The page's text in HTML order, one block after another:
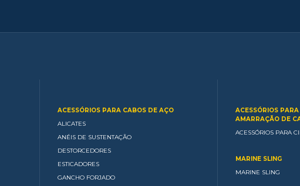
ACESSÓRIOS PARA CABOS DE AÇO
ALICATES
ANÉIS DE SUSTENTAÇÃO
DESTORCEDORES
ESTICADORES
GANCHO FORJADO
ACESSÓRIOS
AMARRAÇÃO DE
ACESSÓRIOS PARA
MARINE SLING
MARINE SLING